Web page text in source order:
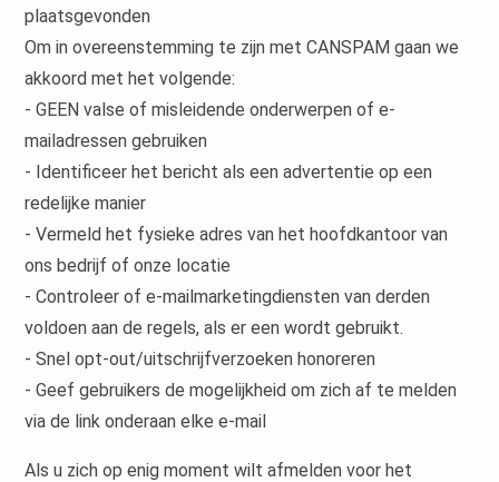
plaatsgevonden
Om in overeenstemming te zijn met CANSPAM gaan we
akkoord met het volgende:
- GEEN valse of misleidende onderwerpen of e-
mailadressen gebruiken
- Identificeer het bericht als een advertentie op een
redelijke manier
- Vermeld het fysieke adres van het hoofdkantoor van
ons bedrijf of onze locatie
- Controleer of e-mailmarketingdiensten van derden
voldoen aan de regels, als er een wordt gebruikt.
- Snel opt-out/uitschrijfverzoeken honoreren
- Geef gebruikers de mogelijkheid om zich af te melden
via de link onderaan elke e-mail
Als u zich op enig moment wilt afmelden voor het